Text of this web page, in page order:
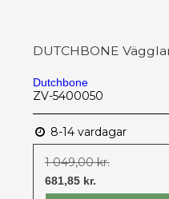
DUTCHBONE
Dutchbone
ZV-5400050
8-14 vardagar
1 049,00 kr.
681,85 kr.